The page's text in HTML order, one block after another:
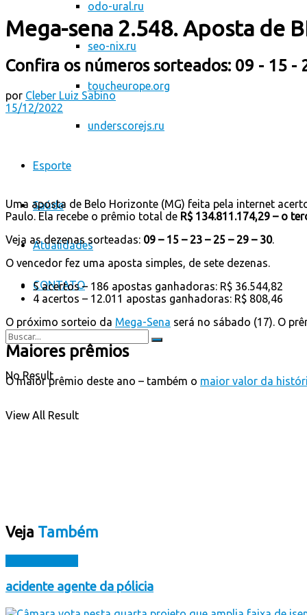
odo-ural.ru
seo-nix.ru
toucheurope.org
underscorejs.ru
Esporte
Saúde
Atualidades
CONTATO
No Result
View All Result
Mega-sena 2.548. Aposta de
Confira os números sorteados: 09 - 15
por Cleber Luiz Sabino
15/12/2022
Uma aposta de Belo Horizonte (MG) feita pela internet
Paulo. Ela recebe o prêmio total de R$ 134.811.174,29 – o
Veja as dezenas sorteadas: 09 – 15 – 23 – 25 – 29 – 30.
O vencedor fez uma aposta simples, de sete dezenas.
5 acertos – 186 apostas ganhadoras: R$ 36.544,82
4 acertos – 12.011 apostas ganhadoras: R$ 808,46
O próximo sorteio da Mega-Sena será no sábado (17). O
Maiores prêmios
O maior prêmio deste ano – também o maior valor da
Veja Também
acidente agente da pólicia